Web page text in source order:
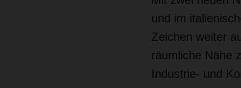
und im
Zeichen weiter
räumliche Nähe
Industrie- und